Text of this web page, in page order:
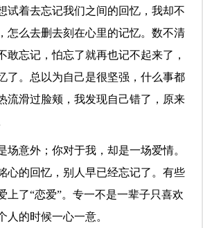
试着去忘记我们之间的回忆，我却不
怎么去删去刻在心里的记忆。数不清
敢忘记，怕忘了就再也记不起来了，
了。总以为自己是很坚强，什么事都
流滑过脸颊，我发现自己错了，原来
场意外；你对于我，却是一场爱情。
心的回忆，别人早已经忘记了。有些
上了“恋爱”。专一不是一辈子只喜欢
人的时候一心一意。